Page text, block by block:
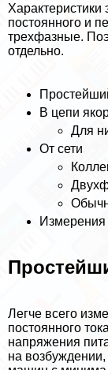
Хаpaктеристики
постоянного и
трехфазные.
отдельно.
В цепи
Для
От сети
Измерения
Легче всего
постоянного
напряжения
на